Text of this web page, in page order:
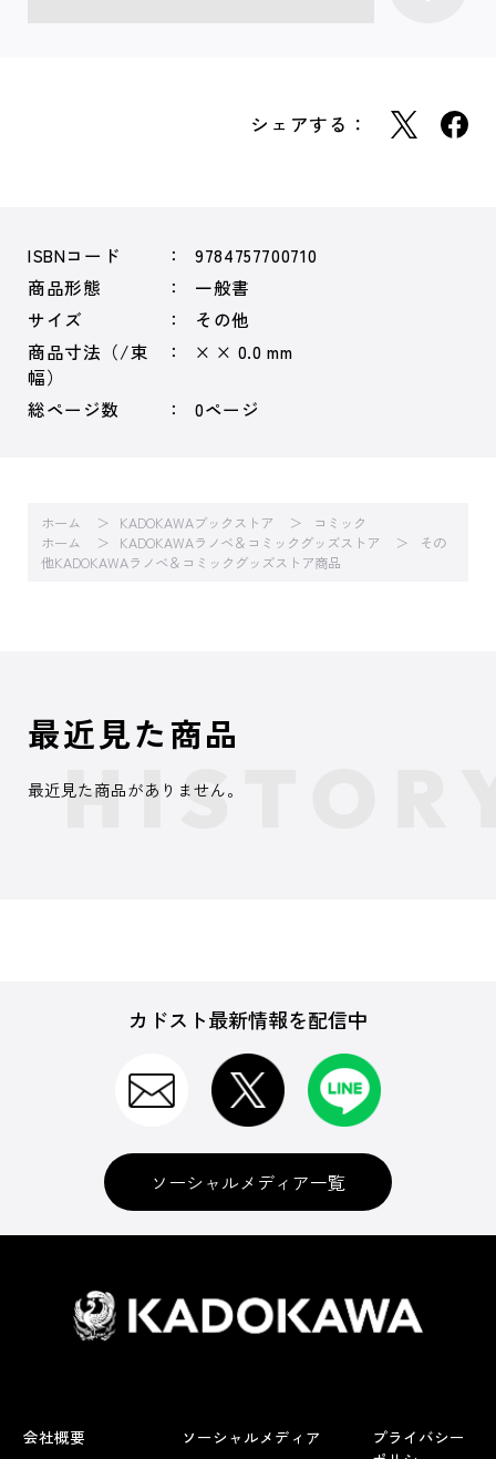
シェアする：
ISBNコード
9784757700710
商品形態
一般書
サイズ
その他
商品寸法（/束
幅）
× × 0.0 mm
総ページ数 0ページ
ホーム KADOKAWAブックストア
コミック
ホーム
KADOKAWAラノベ＆コミックグッズストア
その
他KADOKAWAラノベ＆コミックグッズストア商品
最近見た商品
最近見た商品がありません。
カドスト最新情報を配信中
ソーシャルメディア一覧
会社概要 ソーシャルメディア
プライバシー